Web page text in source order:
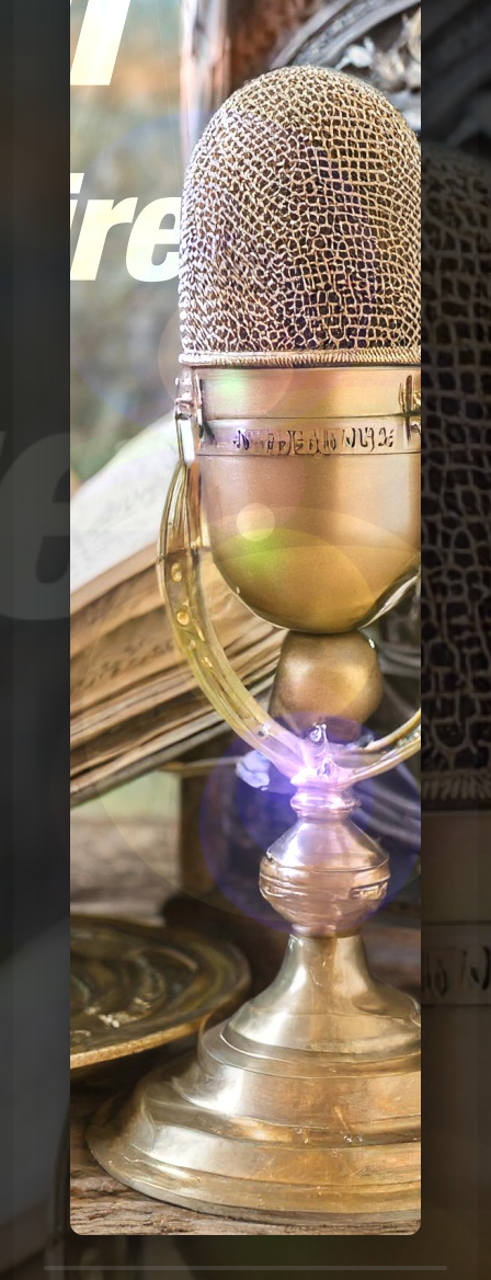
Le Graal de l'Histoire
Graalv3 31 Franco de
Le Graal de l'Histoire Graalv3 30 La barbe
Le Graal de l'Histoire Graalv3 29 Scaphandre
Le Graal de l'Histoire Graalv3 28 Golf
Le Graal de l'Histoire Graalv3 27 Etiquette
Le Graal de l'Histoire Graalv3 26 La bombe
Le Graal de
l'Histoire
Graalv3 25 Jeux Olympiques
vite !
Le Graal de l'Histoire Graalv3 24 Anti-missile
Le Graal de
l'Histoire
Le Graal de l'histoire, la
compile 1
Le Graal de l'Histoire Graalv3 1 La fuite
Le Graal de l'Histoire Graalv3 2 Le trône
Le Graal de l'Histoire Graalv3 3 Marco Polo
Le Graal de l'Histoire Graalv3 4 Christophe
Le Graal de l'Histoire Graalv3 5 Amérique